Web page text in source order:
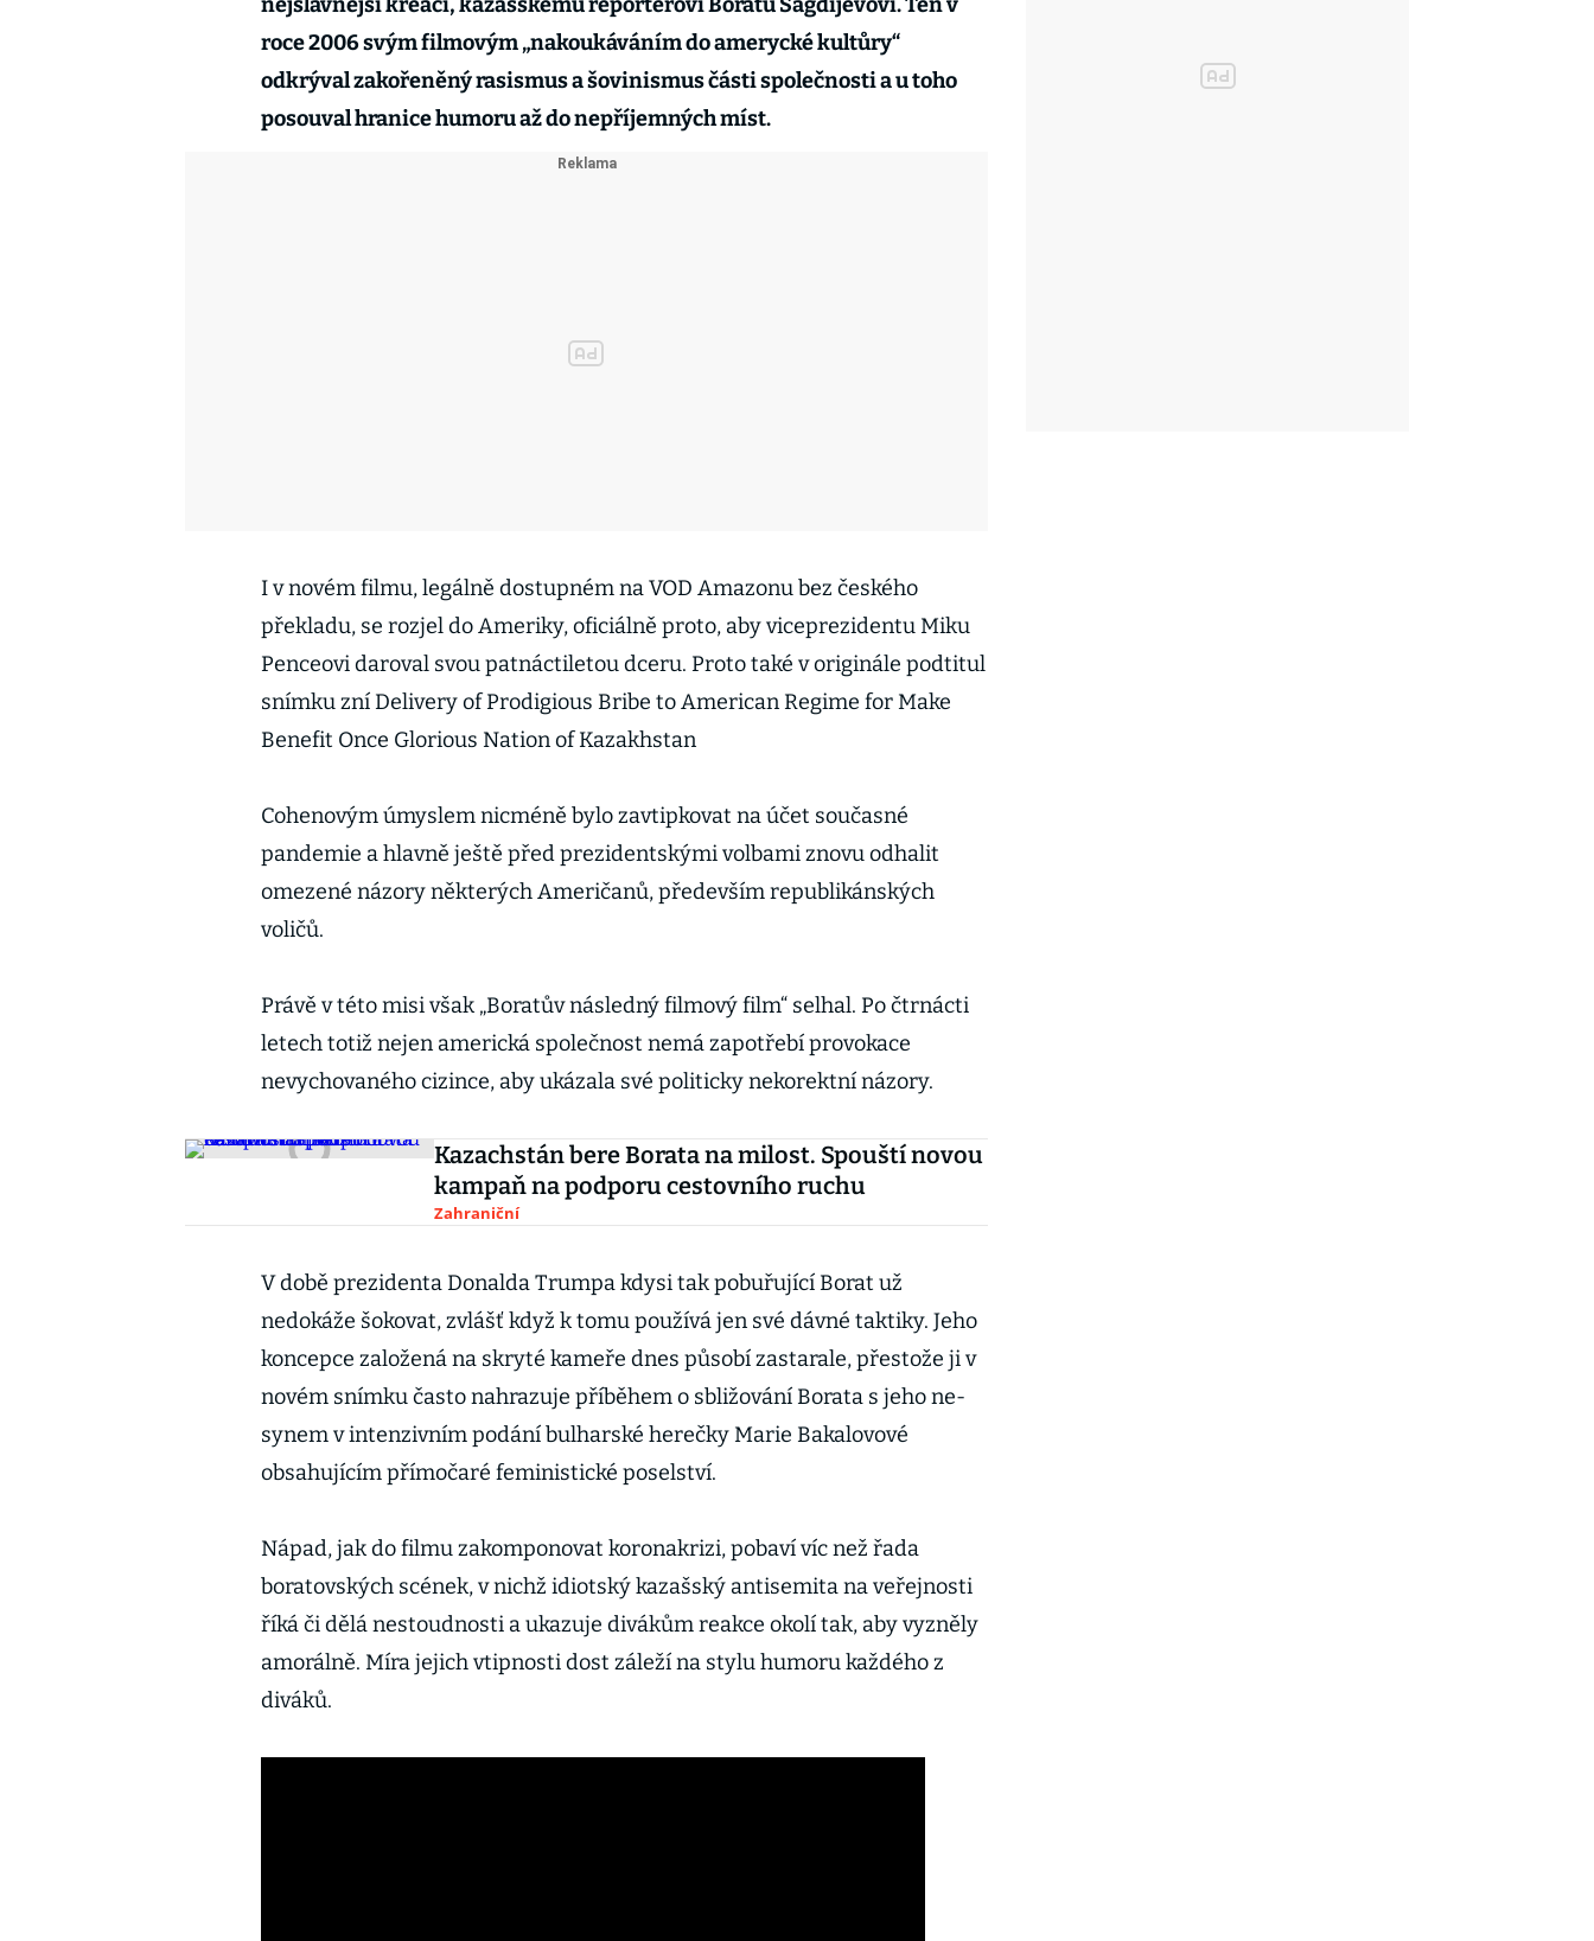
roce 2006 svým filmovým „nakoukáváním do amerycké kultůry“
odkrýval zakořeněný rasismus a šovinismus části společnosti a u toho
posouval hranice humoru až do nepříjemných míst.
I v novém filmu, legálně dostupném na VOD Amazonu bez českého
překladu, se rozjel do Ameriky, oficiálně proto, aby viceprezidentu Miku
Penceovi daroval svou patnáctiletou dceru. Proto také v originále podtitul
snímku zní Delivery of Prodigious Bribe to American Regime for Make
Benefit Once Glorious Nation of Kazakhstan
Cohenovým úmyslem nicméně bylo zavtipkovat na účet současné
pandemie a hlavně ještě před prezidentskými volbami znovu odhalit
omezené názory některých Američanů, především republikánských
voličů.
Právě v této misi však „Boratův následný filmový film“ selhal. Po čtrnácti
letech totiž nejen americká společnost nemá zapotřebí provokace
nevychovaného cizince, aby ukázala své politicky nekorektní názory.
Kazachstán bere Borata na milost. Spouští novou
kampaň na podporu cestovního ruchu
Zahraniční
V době prezidenta Donalda Trumpa kdysi tak pobuřující Borat už
nedokáže šokovat, zvlášť když k tomu používá jen své dávné taktiky. Jeho
koncepce založená na skryté kameře dnes působí zastarale, přestože ji v
novém snímku často nahrazuje příběhem o sbližování Borata s jeho ne-
synem v intenzivním podání bulharské herečky Marie Bakalovové
obsahujícím přímočaré feministické poselství.
Nápad, jak do filmu zakomponovat koronakrizi, pobaví víc než řada
boratovských scének, v nichž idiotský kazašský antisemita na veřejnosti
říká či dělá nestoudnosti a ukazuje divákům reakce okolí tak, aby vyzněly
amorálně. Míra jejich vtipnosti dost záleží na stylu humoru každého z
diváků.